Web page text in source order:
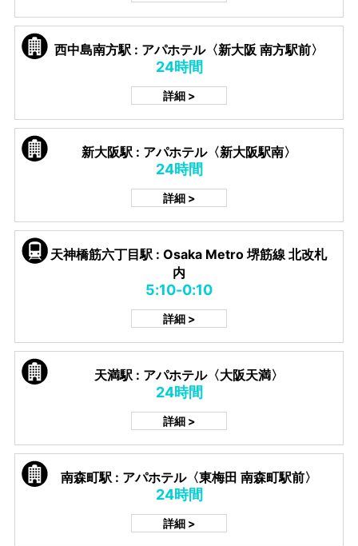
西中島南方駅 : アパホテル〈新大阪 南方駅前〉
24時間
詳細 >
新大阪駅 : アパホテル〈新大阪駅南〉
24時間
詳細 >
天神橋筋六丁目駅 : Osaka Metro 堺筋線 北改札
内
5:10-0:10
詳細 >
天満駅 : アパホテル〈大阪天満〉
24時間
詳細 >
南森町駅 : アパホテル〈東梅田 南森町駅前〉
24時間
詳細 >